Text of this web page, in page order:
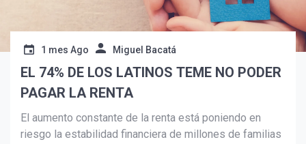
1 mes Ago Miguel Bacatá
EL 74% DE LOS LATINOS TEME NO PODER
PAGAR LA RENTA
El aumento constante de la renta está poniendo en
riesgo la estabilidad financiera de millones de familias